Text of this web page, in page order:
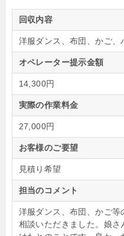
回収内容
洋服ダンス、布団、かご
オペレーター提示金額
14,300円
実際の作業料金
27,000円
お客様のご要望
見積り希望
担当のコメント
洋服ダンス、布団、かご
相談いただきました。娘